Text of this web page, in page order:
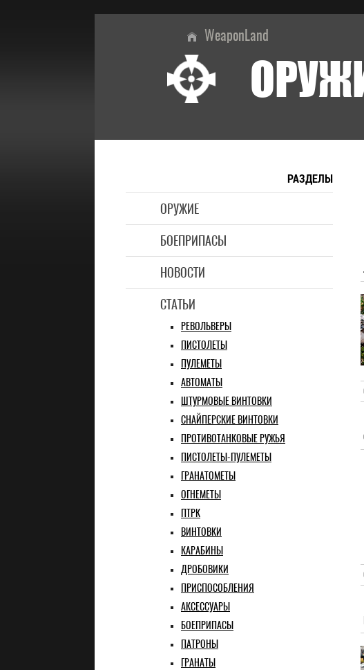
WeaponLand
РАЗДЕЛЫ
ОРУЖИЕ
БОЕПРИПАСЫ
НОВОСТИ
СТАТЬИ
РЕВОЛЬВЕРЫ
ПИСТОЛЕТЫ
ПУЛЕМЕТЫ
АВТОМАТЫ
ШТУРМОВЫЕ ВИНТОВКИ
СНАЙПЕРСКИЕ ВИНТОВКИ
ПРОТИВОТАНКОВЫЕ РУЖЬЯ
ПИСТОЛЕТЫ-ПУЛЕМЕТЫ
ГРАНАТОМЕТЫ
ОГНЕМЕТЫ
ПТРК
ВИНТОВКИ
КАРАБИНЫ
ДРОБОВИКИ
ПРИСПОСОБЛЕНИЯ
АКСЕССУАРЫ
БОЕПРИПАСЫ
ПАТРОНЫ
ГРАНАТЫ